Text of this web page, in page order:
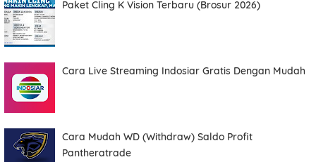
Paket Cling K Vision Terbaru (Brosur 2026)
Cara Live Streaming Indosiar Gratis Dengan Mudah
Cara Mudah WD (Withdraw) Saldo Profit
Pantheratrade